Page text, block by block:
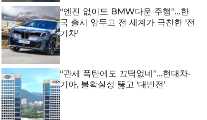
“엔진 없이도 BMW다운 주행”…한
국 출시 앞두고 전 세계가 극찬한 ‘전
기차’
“관세 폭탄에도 끄떡없네”…현대차·
기아, 불확실성 뚫고 ‘대반전’